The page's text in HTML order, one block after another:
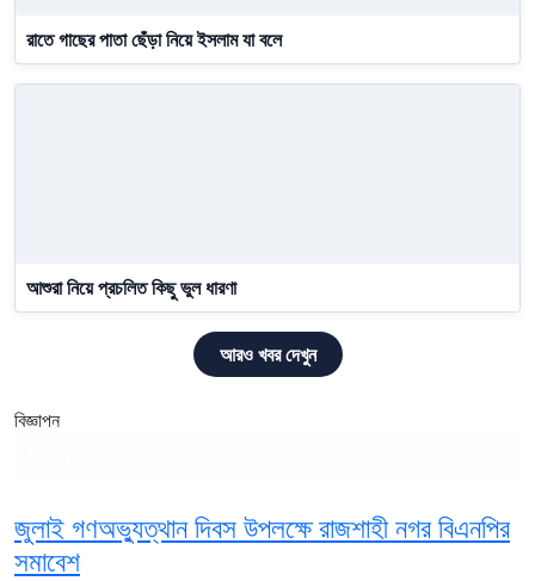
রাতে গাছের পাতা ছেঁড়া নিয়ে ইসলাম যা বলে
আশুরা নিয়ে প্রচলিত কিছু ভুল ধারণা
আরও খবর দেখুন
বিজ্ঞাপন
জুলাই গণঅভ্যুত্থান দিবস উপলক্ষে রাজশাহী নগর বিএনপির
সমাবেশ